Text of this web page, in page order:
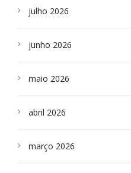
julho 2026
junho 2026
maio 2026
abril 2026
março 2026